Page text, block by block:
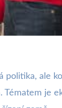
politika, ale
je